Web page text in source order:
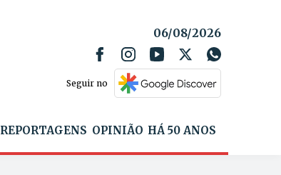
06/08/2026
Seguir no
REPORTAGENS OPINIÃO HÁ 50 ANOS